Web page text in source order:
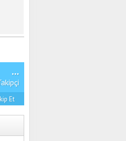
...
Et